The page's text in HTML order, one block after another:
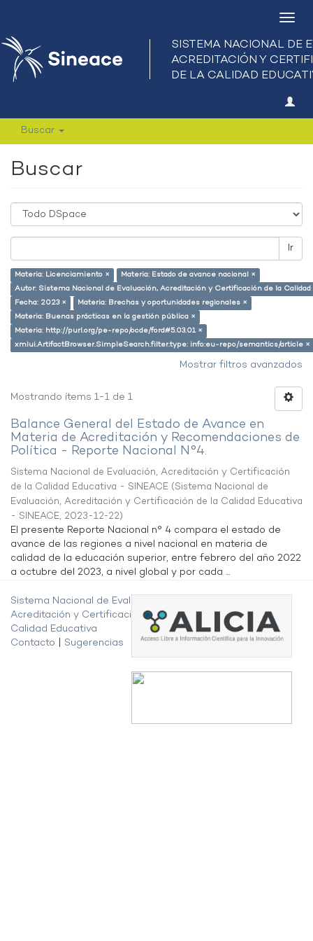
Buscar
Buscar
Ir
Materia: Licenciamiento ×
Materia: Estado de avance nacional ×
Autor: Sistema Nacional de Evaluación, Acreditación y Certificación de la
Fecha: 2023 ×
Materia: Brechas y oportunidades regionales ×
Materia: Buenas prácticas en la gestión pública ×
Materia: http://purl.org/pe-repo/ocde/ford#5.03.01 ×
xmlui.ArtifactBrowser.SimpleSearch.filter.type: info:eu-repo/semantics/article ×
Mostrar filtros avanzados
Mostrando ítems 1-1 de 1
Balance General del Estado de Avance en
Materia de Acreditación y Recomendaciones de
Política - Reporte Nacional N°4.
Sistema Nacional de Evaluación, Acreditación y Certificación
de la Calidad Educativa - SINEACE (Sistema Nacional de
Evaluación, Acreditación y Certificación de la Calidad Educativa
- SINEACE, 2023-12-22)
El presente Reporte Nacional n° 4 compara el estado de
avance de las regiones a nivel nacional en materia de
calidad de la educación superior, entre febrero del año 2022
a octubre del 2023, a nivel global y por cada ...
Sistema Nacional de Evaluación,
Acreditación y Certificación de la
Calidad Educativa
Contacto
Sugerencias